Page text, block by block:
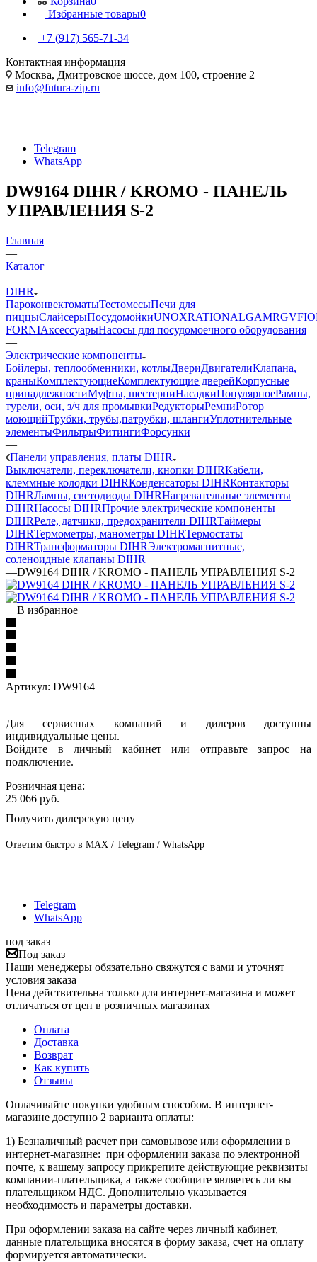
Избранные товары0
+7 (917) 565-71-34
Контактная информация
Москва, Дмитровское шоссе, дом 100, строение 2
info@futura-zip.ru
Telegram
WhatsApp
DW9164 DIHR / KROMO - ПАНЕЛЬ
УПРАВЛЕНИЯ S-2
Главная
—
Каталог
—
DIHR
ПароконвектоматыТестомесыПечи для
пиццыСлайсерыПосудомойкиUNOXRATIONALGAMRGV
FORNIАксессуарыНасосы для посудомоечного оборудования
—
Электрические компоненты
Бойлеры, теплообменники, котлыДвериДвигателиКлапана,
краныКомплектующиеКомплектующие дверейКорпусные
принадлежностиМуфты, шестерниНасадкиПопулярноеРампы,
турели, оси, з/ч для промывкиРедукторыРемниРотор
моющийТрубки, трубы,патрубки, шлангиУплотнительные
элементыФильтрыФитингиФорсунки
—
Панели управления, платы DIHR
Выключатели, переключатели, кнопки DIHRКабели,
клеммные колодки DIHRКонденсаторы DIHRКонтакторы
DIHRЛампы, светодиоды DIHRНагревательные элементы
DIHRНасосы DIHRПрочие электрические компоненты
DIHRРеле, датчики, предохранители DIHRТаймеры
DIHRТермометры, манометры DIHRТермостаты
DIHRТрансформаторы DIHRЭлектромагнитные,
соленоидные клапаны DIHR
—DW9164 DIHR / KROMO - ПАНЕЛЬ УПРАВЛЕНИЯ S-2
В избранное
Артикул: DW9164
Для сервисных компаний и дилеров доступны
индивидуальные цены.
Войдите в личный кабинет или отправьте запрос на
подключение.
Розничная цена:
25 066 руб.
Получить дилерскую цену
Ответим быстро в MAX / Telegram / WhatsApp
Telegram
WhatsApp
под заказ
Под заказ
Наши менеджеры обязательно свяжутся с вами и уточнят
условия заказа
Цена действительна только для интернет-магазина и может
отличаться от цен в розничных магазинах
Оплата
Доставка
Возврат
Как купить
Отзывы
Оплачивайте покупки удобным способом. В интернет-
магазине доступно 2 варианта оплаты:
1) Безналичный расчет при самовывозе или оформлении в
интернет-магазине: при оформлении заказа по электронной
почте, к вашему запросу прикрепите действующие реквизиты
компании-плательщика, а также сообщите являетесь ли вы
плательщиком НДС. Дополнительно указывается
необходимость и параметры доставки.
При оформлении заказа на сайте через личный кабинет,
данные плательщика вносятся в форму заказа, счет на оплату
формируется автоматически.